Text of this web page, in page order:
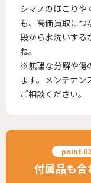
シマノのほこりや
も、高価買取につ
段から水洗いする
ね。
※無理な分解や傷
ます。メンテナン
ご相談ください。
付属品も合